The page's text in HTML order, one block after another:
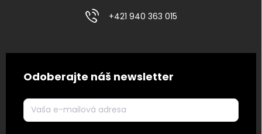
+421 940 363 015
Odoberajte náš newsletter